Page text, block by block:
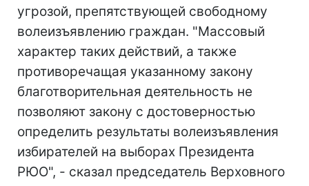
угрозой, препятствующей свободному
волеизъявлению граждан. "Массовый
характер таких действий, а также
противоречащая указанному закону
благотворительная деятельность не
позволяют закону с достоверностью
определить результаты волеизъявления
избирателей на выборах Президента
РЮО", - сказал председатель Верховного